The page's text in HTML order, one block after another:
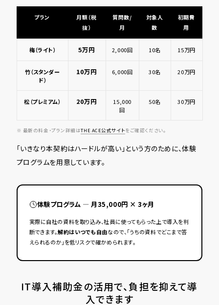
プラン
月額（税
抜）
質問数/
月
対象人
数
初期費
用
梅（ライト） 5万円 2,000回 10名 15万円
竹（スタンダー
ド）
10万円 6,000回 30名 20万円
松（プレミアム） 20万円
15,000
回
50名 30万円
※ 最新の料金・プラン詳細はTHE ACE公式サイトをご確認ください。
「いきなり本契約はハードルが高い」という方のために、体験
プログラムを用意しています。
体験プログラム ― 月35,000円 × 3ヶ月
実際に自社の資料を取り込み、社員に使ってもらった上で導入を判
断できます。解約はいつでも自由なので、「うちの資料でどこまで答
えられるのか」を低リスクで確かめられます。
IT導入補助金の活用で、負担を抑えて導
入できます